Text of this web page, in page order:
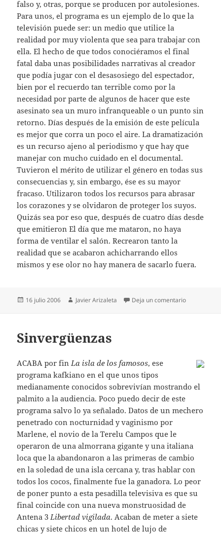
falso y, otras, porque se producen por autolesiones.
Para unos, el programa es un ejemplo de lo que la
televisión puede ser: un medio que utilice la
realidad por muy violenta que sea para trabajar con
ella. El hecho de que todos conociéramos el final
fatal daba unas posibilidades narrativas al creador
que podía jugar con el desasosiego del espectador,
bien por el recuerdo tan terrible como por la
necesidad por parte de algunos de hacer que este
asesinato sea un muro infranqueable o un punto sin
retorno. Días después de la emisión de este película
es mejor que corra un poco el aire. La dramatización
es un recurso ajeno al periodismo y que hay que
manejar con mucho cuidado en el documental.
Tuvieron el mérito de utilizar el género en todas sus
consecuencias y, sin embargo, ése es su mayor
fracaso. Utilizaron todos los recursos para abrasar
los corazones y se olvidaron de proteger los suyos.
Quizás sea por eso que, después de cuatro días desde
que emitieron El día que me mataron, no haya
forma de ventilar el salón. Recrearon tanto la
realidad que se acabaron achicharrando ellos
mismos y ese olor no hay manera de sacarlo fuera.
Publicado
16 julio 2006 Autor
Javier Arizaleta Deja un comentarioen Corazón
Sinvergüenzas
ACABA por fin La isla de los famosos, ese
programa kafkiano en el que unos tipos
medianamente conocidos sobrevivían mostrando el
palmito a la audiencia. Poco puedo decir de este
programa salvo lo ya señalado. Datos de un mechero
penetrado con nocturnidad y vaginismo por
Marlene, el novio de la Terelu Campos que le
operaron de una almorrana gigante y una italiana
loca que la abandonaron a las primeras de cambio
en la soledad de una isla cercana y, tras hablar con
todos los cocos, finalmente fue la ganadora. Lo peor
de poner punto a esta pesadilla televisiva es que su
final coincide con una nueva monstruosidad de
Antena 3 Libertad vigilada. Acaban de meter a siete
chicas y siete chicos en un hotel de lujo de